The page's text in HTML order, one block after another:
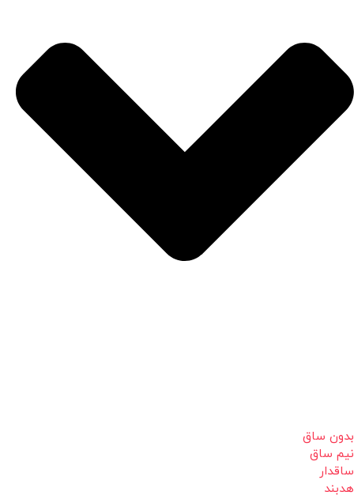
بدون ساق
نیم ساق
ساقدار
هدبند